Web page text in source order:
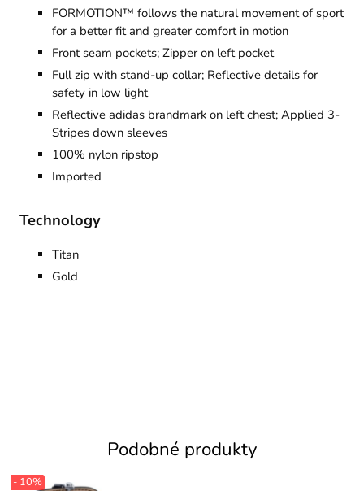
FORMOTION™ follows the natural movement of sport
for a better fit and greater comfort in motion
Front seam pockets; Zipper on left pocket
Full zip with stand-up collar; Reflective details for
safety in low light
Reflective adidas brandmark on left chest; Applied 3-
Stripes down sleeves
100% nylon ripstop
Imported
Technology
Titan
Gold
Podobné produkty
- 10%